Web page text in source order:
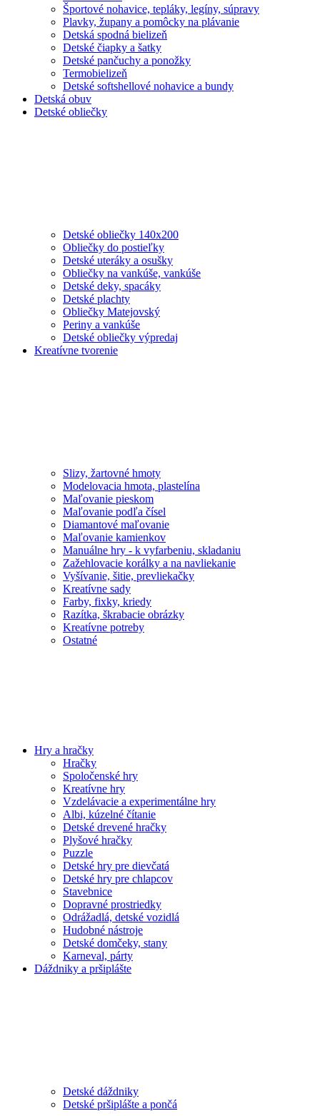
Športové nohavice, tepláky, legíny, súpravy
Plavky, župany a pomôcky na plávanie
Detská spodná bielizeň
Detské čiapky a šatky
Detské pančuchy a ponožky
Termobielizeň
Detské softshellové nohavice a bundy
Detská obuv
Detské obliečky
Detské obliečky 140x200
Obliečky do postieľky
Detské uteráky a osušky
Obliečky na vankúše, vankúše
Detské deky, spacáky
Detské plachty
Obliečky Matejovský
Periny a vankúše
Detské obliečky výpredaj
Kreatívne tvorenie
Slizy, žartovné hmoty
Modelovacia hmota, plastelína
Maľovanie pieskom
Maľovanie podľa čísel
Diamantové maľovanie
Maľovanie kamienkov
Manuálne hry - k vyfarbeniu, skladaniu
Zažehlovacie korálky a na navliekanie
Vyšívanie, šitie, prevliekačky
Kreatívne sady
Farby, fixky, kriedy
Razítka, škrabacie obrázky
Kreatívne potreby
Ostatné
Hry a hračky
Hračky
Spoločenské hry
Kreatívne hry
Vzdelávacie a experimentálne hry
Albi, kúzelné čítanie
Detské drevené hračky
Plyšové hračky
Puzzle
Detské hry pre dievčatá
Detské hry pre chlapcov
Stavebnice
Dopravné prostriedky
Odrážadlá, detské vozidlá
Hudobné nástroje
Detské domčeky, stany
Karneval, párty
Dáždniky a pršiplášte
Detské dáždniky
Detské pršiplášte a pončá